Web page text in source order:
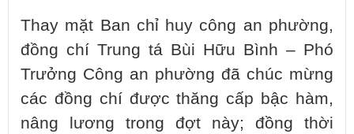
Thay mặt Ban chỉ huy công an phường,
đồng chí Trung tá Bùi Hữu Bình – Phó
Trưởng Công an phường đã chúc mừng
các đồng chí được thăng cấp bậc hàm,
nâng lương trong đợt này; đồng thời